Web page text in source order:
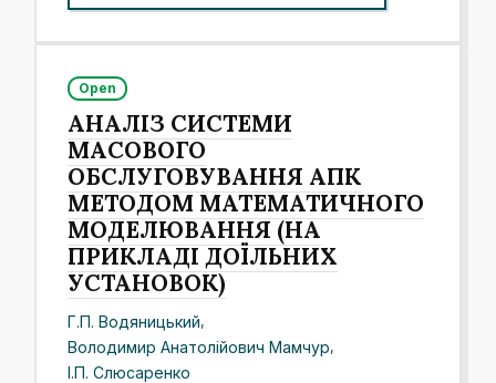
Open
АНАЛІЗ СИСТЕМИ
МАСОВОГО
ОБСЛУГОВУВАННЯ АПК
МЕТОДОМ МАТЕМАТИЧНОГО
МОДЕЛЮВАННЯ (НА
ПРИКЛАДІ ДОЇЛЬНИХ
УСТАНОВОК)
Г.П. Водяницький,
Володимир Анатолійович Мамчур,
І.П. Слюсаренко